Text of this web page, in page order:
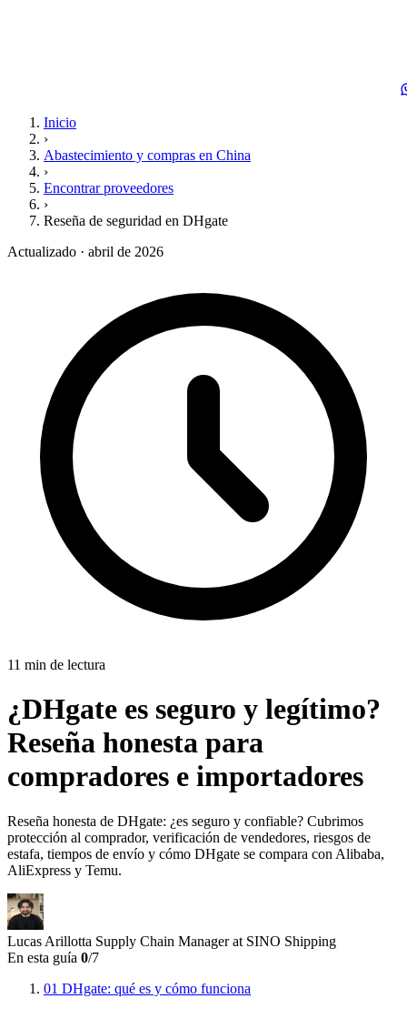
Inicio
›
Abastecimiento y compras en China
›
Encontrar proveedores
›
Reseña de seguridad en DHgate
Actualizado · abril de 2026
11 min de lectura
¿DHgate es seguro y legítimo?
Reseña honesta para
compradores e importadores
Reseña honesta de DHgate: ¿es seguro y confiable? Cubrimos
protección al comprador, verificación de vendedores, riesgos de
estafa, tiempos de envío y cómo DHgate se compara con Alibaba,
AliExpress y Temu.
Lucas Arillotta Supply Chain Manager at SINO Shipping
En esta guía 0/7
01 DHgate: qué es y cómo funciona